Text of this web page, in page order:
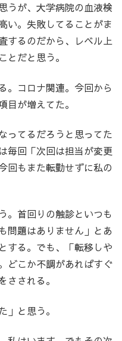
うが、大学病院の血液検
い。失敗してることがま
するのだから、レベル上
とだと思う。
。コロナ関連。今回から
目が増えてた。
ってるだろうと思ってた
毎回「次回は担当が変更
回もまた転勤せずに私の
。首回りの触診といつも
問題はありません」とあ
する。でも、「転移しや
どこか不調があればすぐ
さされる。
」と思う。